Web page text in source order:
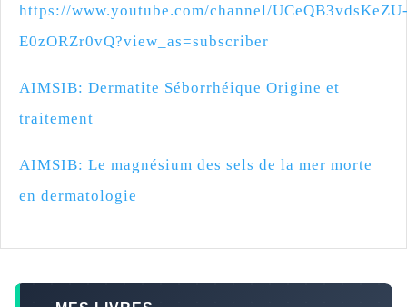
https://www.youtube.com/channel/
E0zORZr0vQ?view_as=subscriber
AIMSIB: Dermatite Séborrhéique Origine et
traitement
AIMSIB: Le magnésium des sels de la mer morte
en dermatologie